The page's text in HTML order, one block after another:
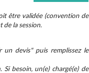
être validée (convention de
de la session.
devis" puis remplissez le
besoin, un(e) chargé(e) de